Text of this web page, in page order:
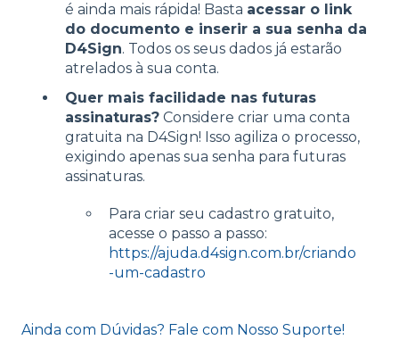
é ainda mais rápida! Basta acessar o link
do documento e inserir a sua senha da
D4Sign. Todos os seus dados já estarão
atrelados à sua conta.
Quer mais facilidade nas futuras
assinaturas? Considere criar uma conta
gratuita na D4Sign! Isso agiliza o processo,
exigindo apenas sua senha para futuras
assinaturas.
Para criar seu cadastro gratuito,
acesse o passo a passo:
https://ajuda.d4sign.com.br/criando
-um-cadastro
Ainda com Dúvidas? Fale com Nosso Suporte!